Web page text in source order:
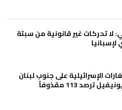
لا تحركات غير قانونية من سبتة
لإسبانيا
الإسرائيلية على جنوب لبنان
ترصد 113 مقذوفاً